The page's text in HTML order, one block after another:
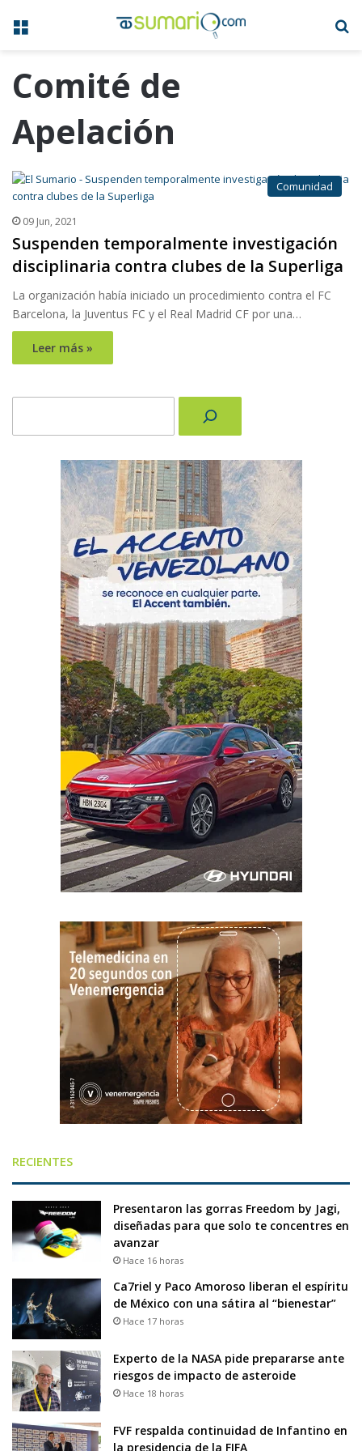
Menú
Comité de
Apelación
Comunidad
09 Jun, 2021
Suspenden temporalmente investigación
disciplinaria contra clubes de la Superliga
La organización había iniciado un procedimiento contra el FC
Barcelona, la Juventus FC y el Real Madrid CF por una…
Leer más »
RECIENTES
Presentaron las gorras Freedom by Jagi,
diseñadas para que solo te concentres en
avanzar
Hace 16 horas
Ca7riel y Paco Amoroso liberan el espíritu
de México con una sátira al “bienestar”
Hace 17 horas
Experto de la NASA pide prepararse ante
riesgos de impacto de asteroide
Hace 18 horas
FVF respalda continuidad de Infantino en
la presidencia de la FIFA